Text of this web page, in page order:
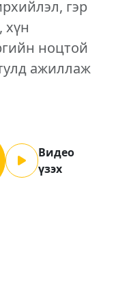
гэр
хүн
ноцтой
ажиллаж
Видео
үзэх